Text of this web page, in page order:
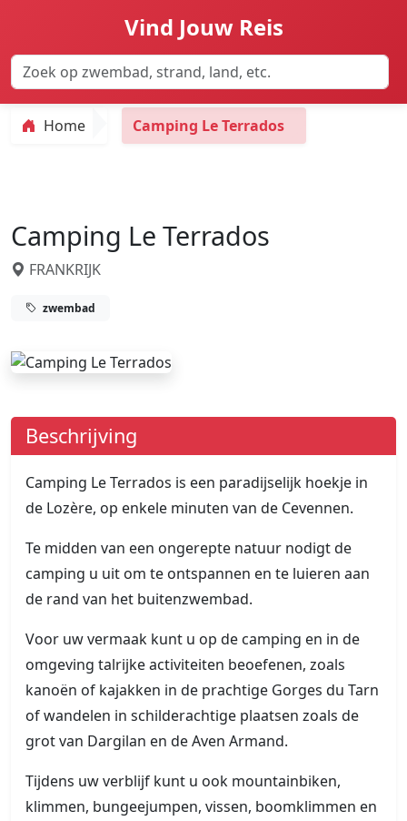
Vind Jouw Reis
Home Camping Le Terrados
Camping Le Terrados
FRANKRIJK
zwembad
Beschrijving
Camping Le Terrados is een paradijselijk hoekje in
de Lozère, op enkele minuten van de Cevennen.
Te midden van een ongerepte natuur nodigt de
camping u uit om te ontspannen en te luieren aan
de rand van het buitenzwembad.
Voor uw vermaak kunt u op de camping en in de
omgeving talrijke activiteiten beoefenen, zoals
kanoën of kajakken in de prachtige Gorges du Tarn
of wandelen in schilderachtige plaatsen zoals de
grot van Dargilan en de Aven Armand.
Tijdens uw verblijf kunt u ook mountainbiken,
klimmen, bungeejumpen, vissen, boomklimmen en